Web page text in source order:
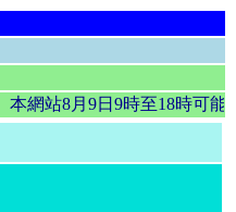
本網站8月9日9時至18時